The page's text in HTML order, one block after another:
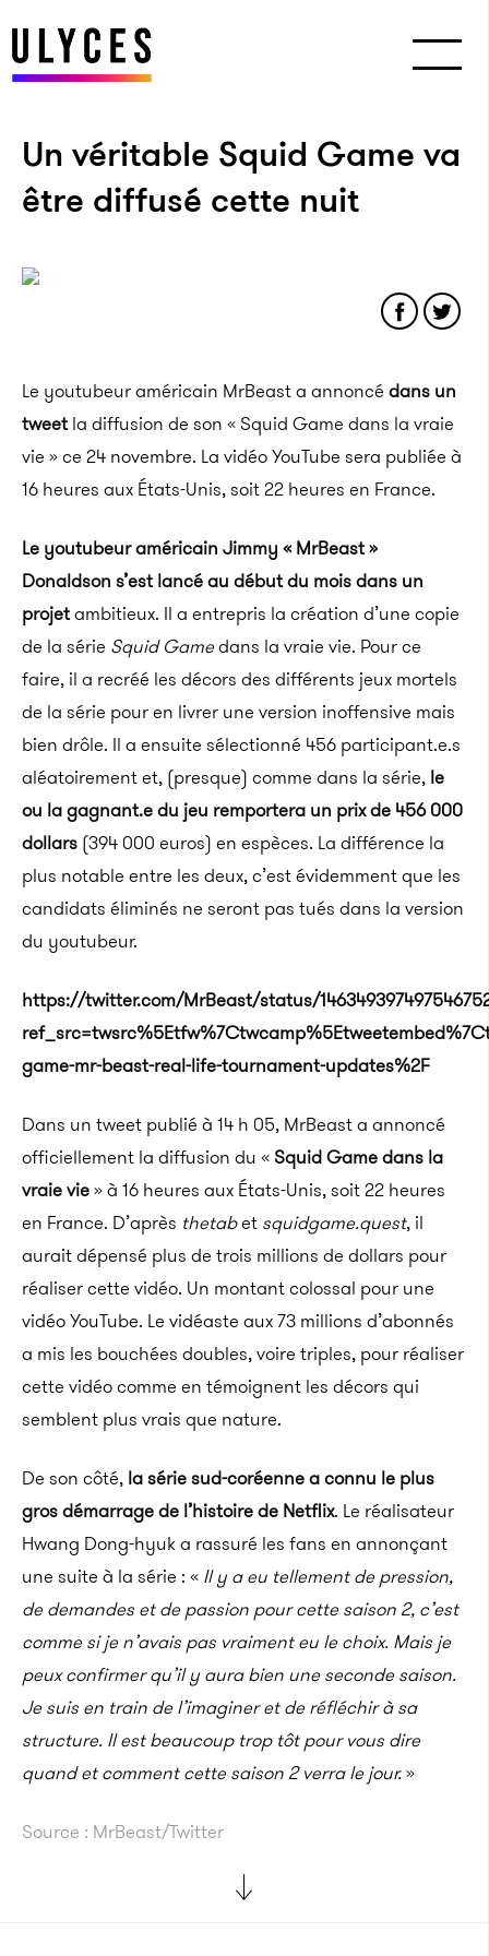
Un véritable Squid Game va
être diffusé cette nuit
Le youtubeur américain MrBeasta annoncé dans un
tweet la diffusion de son «Squid Game dans la vraie
vie » ce 24 novembre. La vidéo YouTube sera publiée à
16 heures aux États-Unis, soit 22 heures en France.
Le youtubeur américain Jimmy « MrBeast»
Donaldson s’est lancé au début du mois dans un
projetambitieux. Il a entrepris la création d’une copie
de la série Squid Gamedans la vraie vie. Pour ce
faire, il a recréé les décors des différents jeux mortels
de la série pour en livrer une version inoffensive mais
bien drôle. Il a ensuite sélectionné 456 participant.e.s
aléatoirement et, (presque) comme dans la série, le
ou la gagnant.e du jeu remportera un prix de 456 000
dollars (394 000 euros) en espèces. La différence la
plus notable entre les deux, c’est évidemment que les
candidats éliminés ne seront pas tués dans la version
du youtubeur.
https://twitter.com/MrBeast/status/
game-mr-beast-real-life-tournament-updates%2F
Dans un tweet publié à 14 h 05, MrBeasta annoncé
officiellement la diffusion du «SquidGamedans la
vraie vie» à 16 heures aux États-Unis, soit 22 heures
en France. D’après thetabet squidgame.quest, il
aurait dépensé plus de trois millions de dollars pour
réaliser cette vidéo. Un montant colossal pour une
vidéo YouTube. Le vidéaste aux 73 millions d’abonnés
a mis les bouchées doubles, voire triples, pour réaliser
cette vidéo comme en témoignent les décors qui
semblent plus vrais que nature.
De son côté, la série sud-coréenne a connu le plus
gros démarrage de l’histoire de Netflix. Le réalisateur
Hwang Dong-hyuka rassuré les fans en annonçant
une suite à la série : « Il y a eu tellement de pression,
de demandes et de passion pour cette saison 2, c’est
comme si je n’avais pas vraiment eu le choix. Mais je
peux confirmer qu’il y aura bien une seconde saison.
Je suis en train de l’imaginer et de réfléchir à sa
structure. Il est beaucoup trop tôt pour vous dire
quand etcomment cette saison 2 verra le jour.»
Source : MrBeast/Twitter